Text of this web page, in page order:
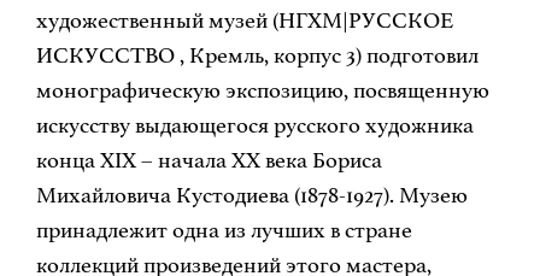
художественный музей (НГХМ|РУССКОЕ
ИСКУССТВО , Кремль, корпус 3) подготовил
монографическую экспозицию, посвященную
искусству выдающегося русского художника
конца XIX – начала ХХ века Бориса
Михайловича Кустодиева (1878-1927). Музею
принадлежит одна из лучших в стране
коллекций произведений этого мастера,